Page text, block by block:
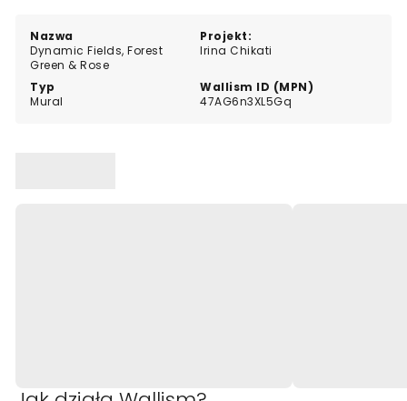
Nazwa
Dynamic Fields, Forest
Green & Rose
Projekt:
Irina Chikati
Typ
Mural
Wallism ID (MPN)
47AG6n3XL5Gq